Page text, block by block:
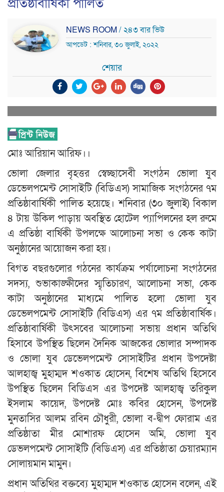
প্রতিষ্ঠাবার্ষিকী পালিত
NEWS ROOM/ ২৪৩ বার ভিউ
আপডেট : শনিবার, ৩০ জুলাই, ২০২২
শেয়ার
মোঃ আরিয়ান আরিফ।।
ভোলা জেলার বৃহত্তর স্বেচ্ছাসেবী সংগঠন ভোলা যুব
ডেভেলপমেন্ট সোসাইটি (বিডিএস) সামাজিক সংগঠনের ৭ম
প্রতিষ্ঠাবার্ষিকী পালিত হয়েছে। শনিবার (৩০ জুলাই) বিকাল
৪ টায় উকিল পাড়ায় অবস্থিত হোটেল প্যাপিলনের হল রুমে
এ প্রতিষ্ঠা বার্ষিকী উপলক্ষে আলোচনা সভা ও কেক কাটা
অনুষ্ঠানের আয়োজন করা হয়।
বিগত বছরগুলোর গঠনের কার্যক্রম পর্যালোচনা সংগঠনের
সদস্য, শুভাকাঙ্ক্ষীদের স্মৃতিচারণ, আলোচনা সভা, কেক
কাটা অনুষ্ঠানের মাধ্যমে পালিত হলো ভোলা যুব
ডেভেলপমেন্ট সোসাইটি (বিডিএস) এর ৭ম প্রতিষ্ঠাবার্ষিক।
প্রতিষ্ঠাবার্ষিকী উৎসবের আলোচনা সভায় প্রধান অতিথি
হিসাবে উপস্থিত ছিলেন দৈনিক আজকের ভোলার সম্পাদক
ও ভোলা যুব ডেভেলপমেন্ট সোসাইটির প্রধান উপদেষ্টা
আলহাজ্ব মুহাম্মদ শওকাত হোসেন, বিশেষ অতিথি হিসেবে
উপস্থিত ছিলেন বিডিএস এর উপদেষ্ট আলহাজ্ব তরিকুল
ইসলাম কায়েদ, উপদেষ্ট মোঃ কবির হোসেন, উপদেষ্ট
মুনতাসির আলম রবিন চৌধুরী, ভোলা ব-দ্বীপ ফোরাম এর
প্রতিষ্ঠাতা মীর মোশারফ হোসেন অমি, ভোলা যুব
ডেভলপমেন্ট সোসাইটি (বিডিএস) এর প্রতিষ্ঠাতা চেয়ারম্যান
সোলায়মান মামুন।
প্রধান অতিথির বক্তব্যে মুহাম্মদ শওকাত হোসেন বলেন, এই